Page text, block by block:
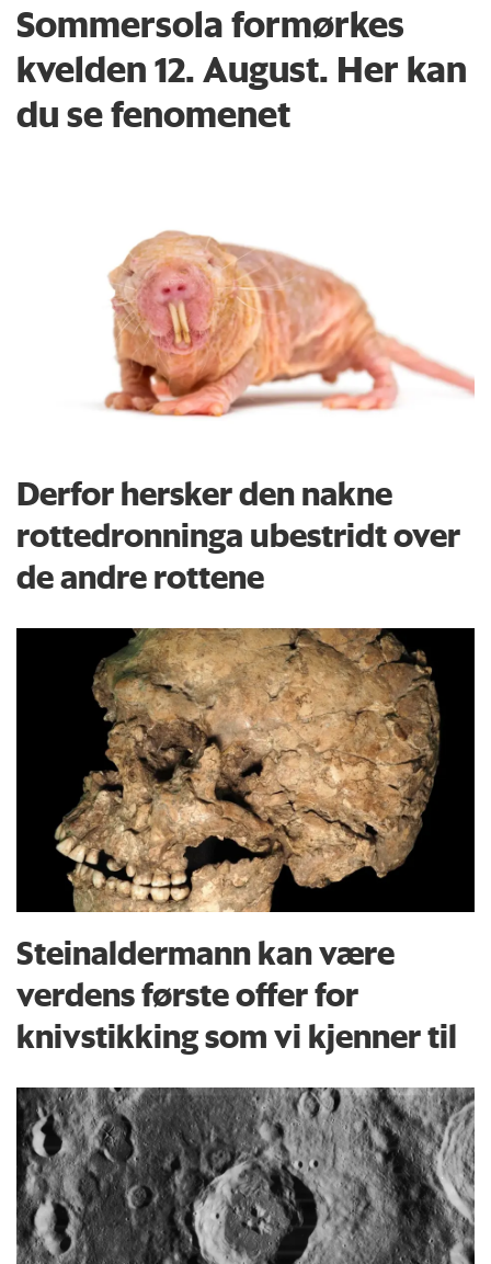
Sommersola formørkes
kvelden 12. August. Her kan
du se fenomenet
Derfor hersker den nakne
rottedronninga ubestridt over
de andre rottene
Steinaldermann kan være
verdens første offer for
knivstikking som vi kjenner til